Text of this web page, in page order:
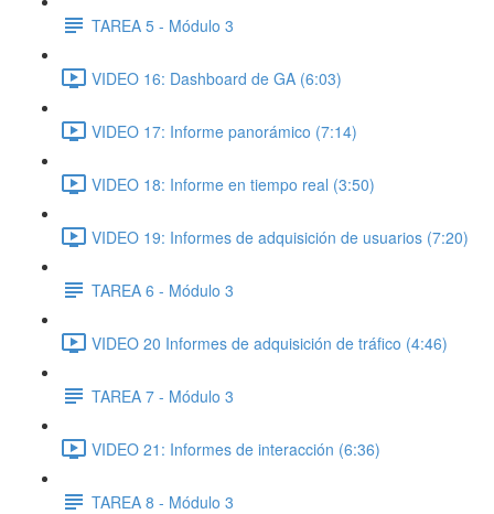
TAREA 5 - Módulo 3
VIDEO 16: Dashboard de GA (6:03)
VIDEO 17: Informe panorámico (7:14)
VIDEO 18: Informe en tiempo real (3:50)
VIDEO 19: Informes de adquisición de usuarios (7:20)
TAREA 6 - Módulo 3
VIDEO 20 Informes de adquisición de tráfico (4:46)
TAREA 7 - Módulo 3
VIDEO 21: Informes de interacción (6:36)
TAREA 8 - Módulo 3